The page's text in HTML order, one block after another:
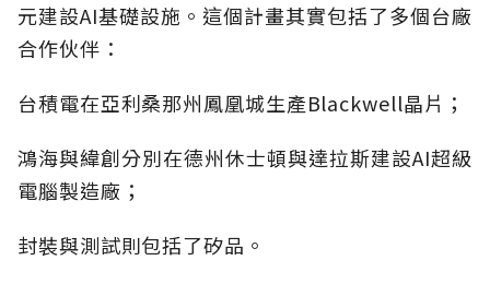
元建設AI基礎設施。這個計畫其實包括了多個台廠
合作伙伴：
台積電在亞利桑那州鳳凰城生產Blackwell晶片；
鴻海與緯創分別在德州休士頓與達拉斯建設AI超級
電腦製造廠；
封裝與測試則包括了矽品。